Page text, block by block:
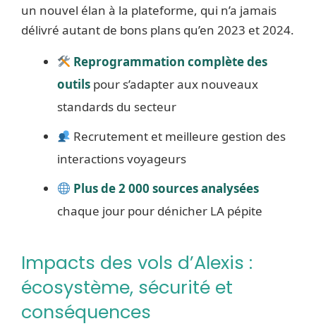
un nouvel élan à la plateforme, qui n’a jamais
délivré autant de bons plans qu’en 2023 et 2024.
Reprogrammation complète des
outils pour s’adapter aux nouveaux
standards du secteur
Recrutement et meilleure gestion des
interactions voyageurs
Plus de 2 000 sources analysées
chaque jour pour dénicher LA pépite
Impacts des vols d’Alexis :
écosystème, sécurité et
conséquences